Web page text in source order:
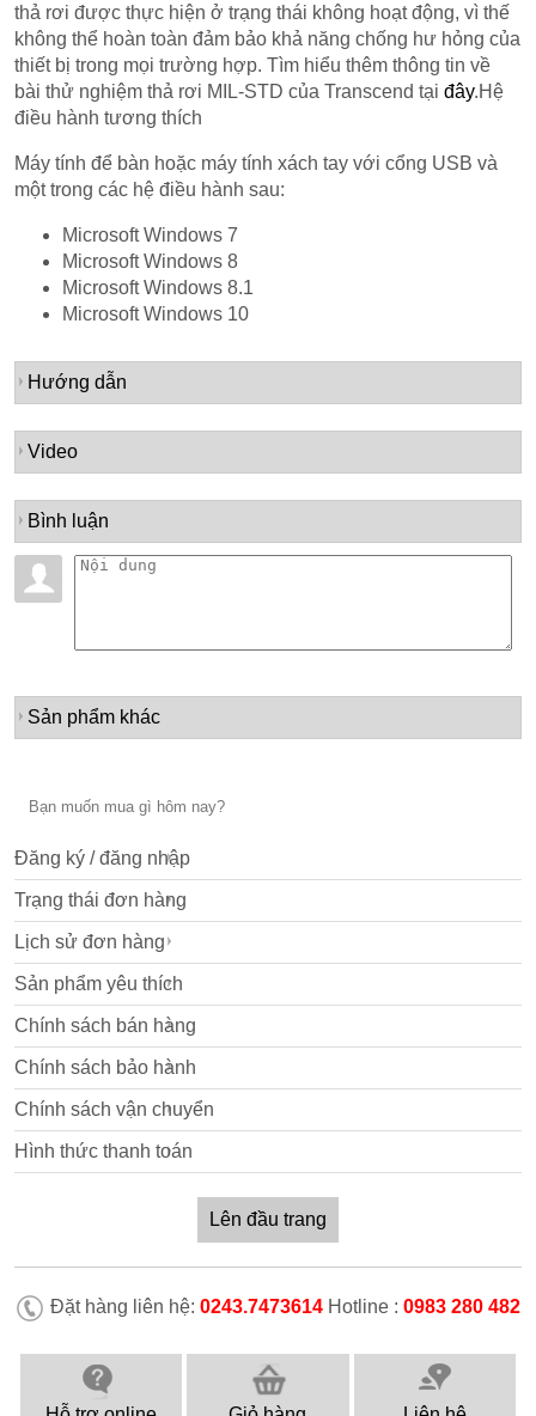
thả rơi được thực hiện ở trạng thái không hoạt động, vì thế
không thể hoàn toàn đảm bảo khả năng chống hư hỏng của
thiết bị trong mọi trường hợp. Tìm hiểu thêm thông tin về
bài thử nghiệm thả rơi MIL-STD của Transcend tạiđây.Hệ
điều hành tương thích
Máy tính để bàn hoặc máy tính xách tay với cổng USB và
một trong các hệ điều hành sau:
Microsoft Windows 7
Microsoft Windows 8
Microsoft Windows 8.1
Microsoft Windows 10
Hướng dẫn
Video
Bình luận
Sản phẩm khác
Đăng ký / đăng nhập
Trạng thái đơn hàng
Lịch sử đơn hàng
Sản phẩm yêu thích
Chính sách bán hàng
Chính sách bảo hành
Chính sách vận chuyển
Hình thức thanh toán
Lên đầu trang
Đặt hàng liên hệ:0243.7473614 Hotline :0983 280 482